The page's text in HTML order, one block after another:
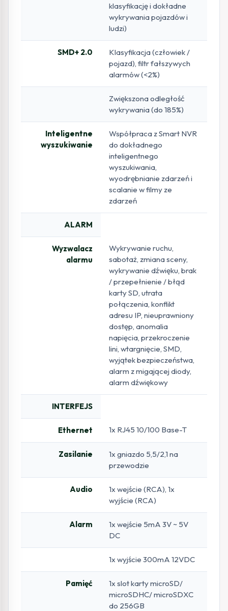
klasyfikację i dokładne
wykrywania pojazdów i
ludzi)
SMD+ 2.0
Klasyfikacja (człowiek /
pojazd), filtr fałszywych
alarmów (<2%)
Zwiększona odległość
wykrywania (do 185%)
Inteligentne
wyszukiwanie
Współpraca z Smart NVR
do dokładnego
inteligentnego
wyszukiwania,
wyodrębnianie zdarzeń i
scalanie w filmy ze
zdarzeń
ALARM
Wyzwalacz
alarmu
Wykrywanie ruchu,
sabotaż, zmiana sceny,
wykrywanie dźwięku, brak
/ przepełnienie / błąd
karty SD, utrata
połączenia, konflikt
adresu IP, nieuprawniony
dostęp, anomalia
napięcia, przekroczenie
lini, wtargnięcie, SMD,
wyjątek bezpieczeństwa,
alarm z migającej diody,
alarm dźwiękowy
INTERFEJS
Ethernet 1x RJ45 10/100 Base-T
Zasilanie
1x gniazdo 5,5/2,1 na
przewodzie
Audio
1x wejście (RCA), 1x
wyjście (RCA)
Alarm
1x wejście 5mA 3V ~ 5V
DC
1x wyjście 300mA 12VDC
Pamięć
1x slot karty microSD/
microSDHC/ microSDXC
do 256GB